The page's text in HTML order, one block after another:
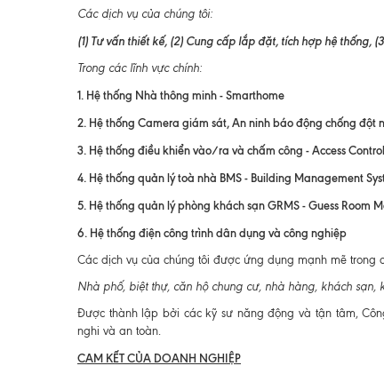
Các dịch vụ của chúng tôi:
(1) Tư vấn thiết kế, (2) Cung cấp lắp đặt, tích hợp hệ thống,
Trong các lĩnh vực chính:
1. Hệ thống Nhà thông minh - Smarthome
2. Hệ thống Camera giám sát, An ninh báo động chống đột
3. Hệ thống điều khiển vào/ra và chấm công - Access Control
4. Hệ thống quản lý toà nhà BMS - Building Management
5. Hệ thống quản lý phòng khách sạn GRMS - Guess Room
6. Hệ thống điện công trình dân dụng và công nghiệp
Các dịch vụ của chúng tôi được ứng dụng mạnh mẽ trong
Nhà phố, biệt thự, căn hộ chung cư, nhà hàng, khách
Được thành lập bởi các kỹ sư năng động và tận tâm,
nghi và an toàn.
CAM KẾT CỦA DOANH NGHIỆP